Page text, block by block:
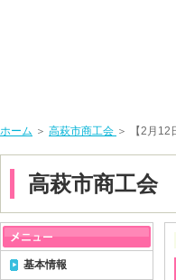
ホーム ＞ 高萩市商工会 ＞ 【2月12
高萩市商工会
基本情報